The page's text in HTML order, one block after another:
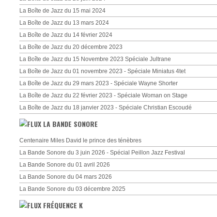
La Boîte de Jazz du 15 mai 2024
La Boîte de Jazz du 13 mars 2024
La Boîte de Jazz du 14 février 2024
La Boîte de Jazz du 20 décembre 2023
La Boîte de Jazz du 15 Novembre 2023 Spéciale Jultrane
La Boîte de Jazz du 01 novembre 2023 - Spéciale Miniatus 4tet
La Boîte de Jazz du 29 mars 2023 - Spéciale Wayne Shorter
La Boîte de Jazz du 22 février 2023 - Spéciale Woman on Stage
La Boîte de Jazz du 18 janvier 2023 - Spéciale Christian Escoudé
LA BANDE SONORE
Centenaire Miles David le prince des ténèbres
La Bande Sonore du 3 juin 2026 - Spécial Peillon Jazz Festival
La Bande Sonore du 01 avril 2026
La Bande Sonore du 04 mars 2026
La Bande Sonore du 03 décembre 2025
FRÉQUENCE K